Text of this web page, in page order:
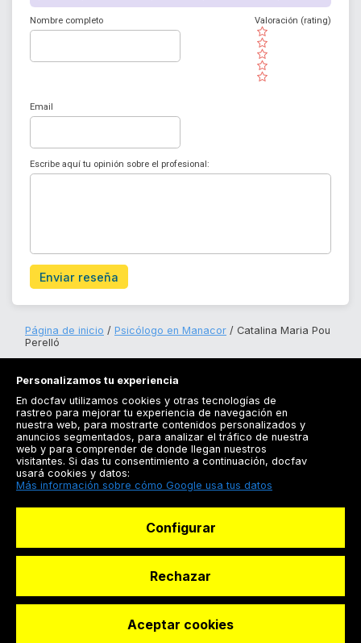
Nombre completo
( )
( )
( )
( )
( )
Valoración (rating)
Email
Escribe aquí tu opinión sobre el profesional:
Enviar reseña
Página de inicio Psicólogo en Manacor
Catalina Maria Pou
Perelló
Registrarse
Docfav
© Dashboard Technologies S.L
Personalizamos tu experiencia
En docfav utilizamos cookies y otras tecnologías de
rastreo para mejorar tu experiencia de navegación en
nuestra web, para mostrarte contenidos personalizados y
anuncios segmentados, para analizar el tráfico de nuestra
web y para comprender de donde llegan nuestros
visitantes. Si das tu consentimiento a continuación, docfav
usará cookies y datos:
Más información sobre cómo Google usa tus datos
Configurar
Rechazar
Aceptar cookies